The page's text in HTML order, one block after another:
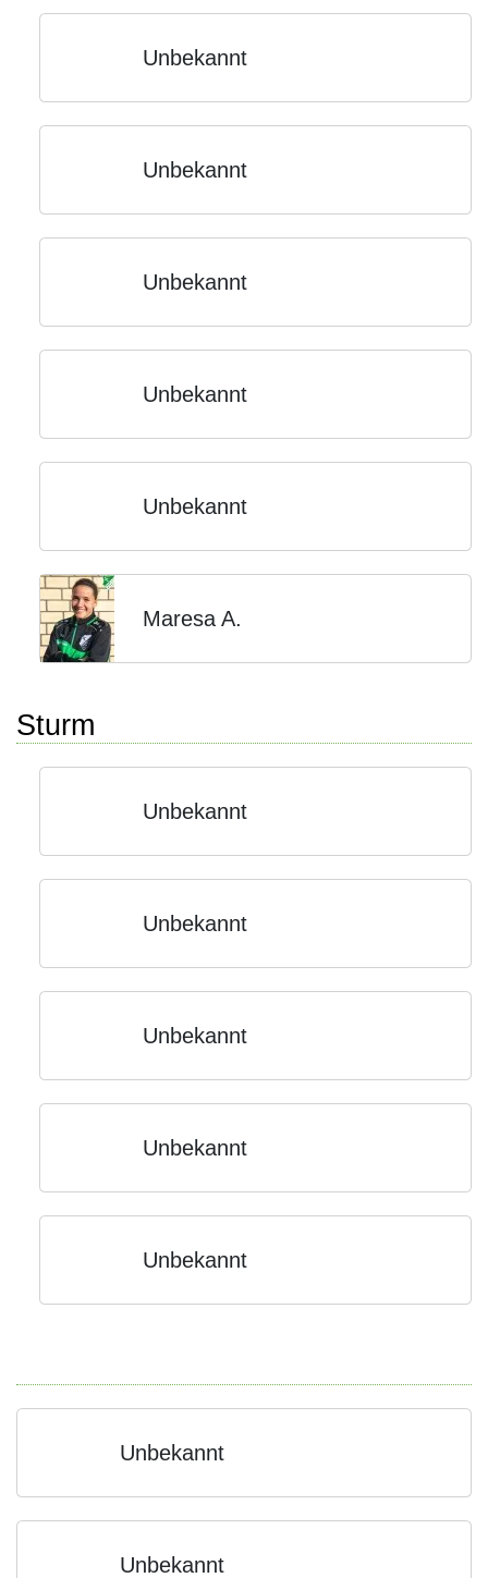
Unbekannt
Unbekannt
Unbekannt
Unbekannt
Unbekannt
Maresa A.
Sturm
Unbekannt
Unbekannt
Unbekannt
Unbekannt
Unbekannt
Unbekannt
Unbekannt